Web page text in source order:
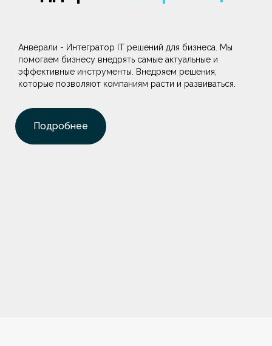
Анверали - Интегратор IT решений для бизнеса. Мы
помогаем бизнесу внедрять самые актуальные и
эффективные инструменты. Внедряем решения,
которые позволяют компаниям расти и развиваться.
Подробнее